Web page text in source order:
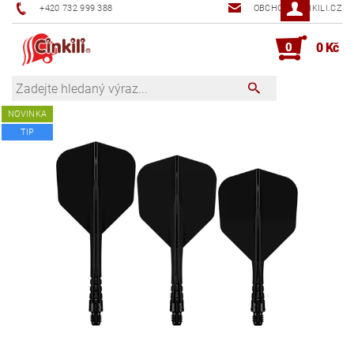
+420 732 999 388 OBCHOD@CINKILI.CZ
0 0 Kč
NOVINKA
TIP